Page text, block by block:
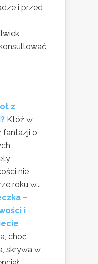
i przed
z
Któż w
fantazji o
nie
roku w...
–
i
choć
skrywa w